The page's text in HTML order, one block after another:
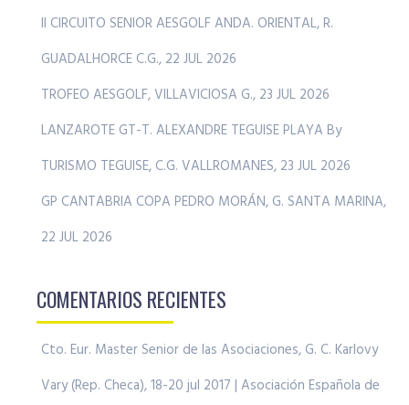
II CIRCUITO SENIOR AESGOLF ANDA. ORIENTAL, R.
GUADALHORCE C.G., 22 JUL 2026
TROFEO AESGOLF, VILLAVICIOSA G., 23 JUL 2026
LANZAROTE GT-T. ALEXANDRE TEGUISE PLAYA By
TURISMO TEGUISE, C.G. VALLROMANES, 23 JUL 2026
GP CANTABRIA COPA PEDRO MORÁN, G. SANTA MARINA,
22 JUL 2026
COMENTARIOS RECIENTES
Cto. Eur. Master Senior de las Asociaciones, G. C. Karlovy
Vary (Rep. Checa), 18-20 jul 2017 | Asociación Española de